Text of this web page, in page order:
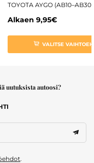
TOYOTA AYGO
Alkaen 9,95€
VALITSE
uutuksista autoosi?
.